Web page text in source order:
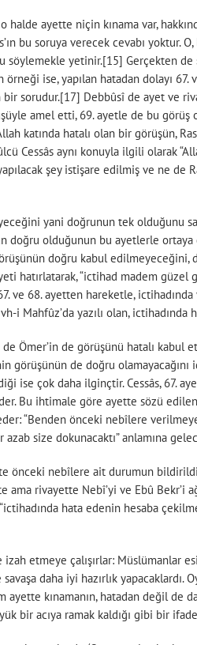
ayette niçin kınama var,
bu soruya verecek cevabı yoktur.
yetinir.[15] Gerçekten de
ise, yapılan hatadan dolayı
sorudur.[17] Debbûsî de ayet ve
amel etti, 69. ayetle de bu
katında hatalı olan bir görüşün,
Cessâs aynı konuyla ilgili olarak
şey istişare edilmiş ve ne
yani doğrunun tek olduğunu
olduğunun bu ayetlerle ortaya
doğru kabul
hatırlatarak, “ictihad madem
68. ayetten hareketle,
i Mahfûz’da yazılı olan,
Ömer’in de görüşünü hatalı
de doğru olamayacağını
ise çok daha ilginçtir. Cessâs, 67.
Bu ihtimale göre ayette sözü
“Benden önceki nebîlere
size dokunacaktı” anlamına
önceki nebîlere ait durumun
rivayette Nebî’yi ve Ebû
hata edenin hesaba
etmeye çalışırlar: Müslümanlar
daha iyi hazırlık
kınamanın, hatadan değil
acıya ramak kaldığı gibi bir ifade